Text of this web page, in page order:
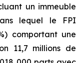
un immeuble
lequel le FPI
comportant une
11,7 millions de